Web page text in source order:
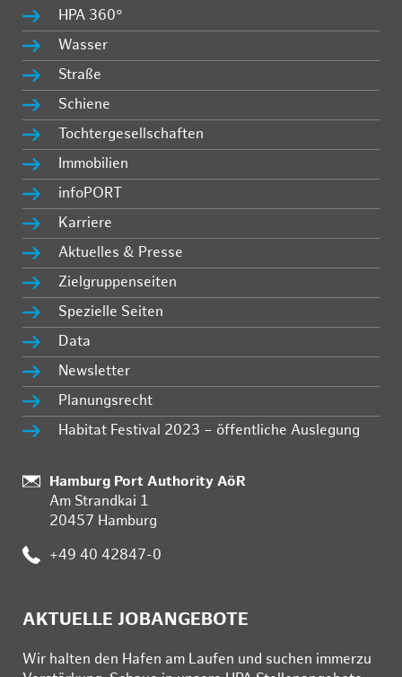
HPA 360°
Wasser
Straße
Schiene
Tochtergesellschaften
Immobilien
infoPORT
Karriere
Aktuelles & Presse
Zielgruppenseiten
Spezielle Seiten
Data
Newsletter
Planungsrecht
Habitat Festival 2023 – öffentliche Auslegung
Standort:
Hamburg Port Authority AöR
Am Strandkai 1
20457 Hamburg
Telefon:
+49 40 42847-0
AKTUELLE JOBANGEBOTE
Wir hal­ten den Ha­fen am Lau­fen und su­chen im­mer­zu